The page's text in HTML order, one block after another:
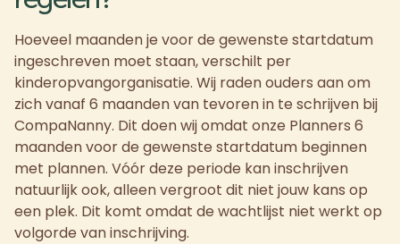
Hoeveel maanden je voor de gewenste startdatum
ingeschreven moet staan, verschilt per
kinderopvangorganisatie. Wij raden ouders aan om
zich vanaf 6 maanden van tevoren in te schrijven bij
CompaNanny. Dit doen wij omdat onze Planners 6
maanden voor de gewenste startdatum beginnen
met plannen. Vóór deze periode kan inschrijven
natuurlijk ook, alleen vergroot dit niet jouw kans op
een plek. Dit komt omdat de wachtlijst niet werkt op
volgorde van inschrijving.